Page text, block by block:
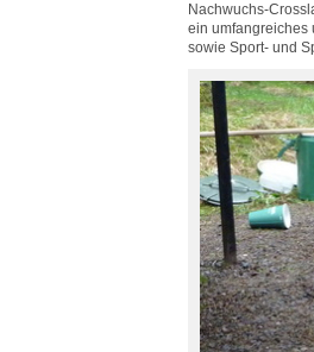
Nachwuchs-
ein umfangreiches
sowie Sport- und